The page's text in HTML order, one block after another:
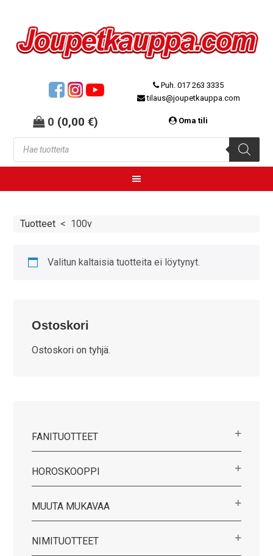
0 (0,00€)
Puh. 017 263 3335
tilaus@joupetkauppa.com
Oma tili
Tuotteet < 100v
Valitun kaltaisia tuotteita ei löytynyt.
Ostoskori
Ostoskori on tyhjä.
FANITUOTTEET
HOROSKOOPPI
MUUTA MUKAVAA
NIMITUOTTEET